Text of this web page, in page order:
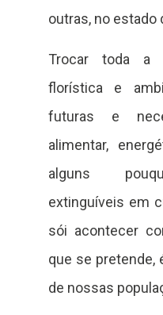
outras, no estado
Trocar toda a
florística e
futuras e
alimentar,
alguns
extinguíveis em
sói acontecer
que se pretende,
de nossas